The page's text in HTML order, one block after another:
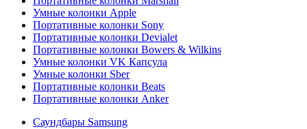
Умные колонки Apple
Портативные колонки Sony
Портативные колонки Devialet
Портативные колонки Bowers & Wilkins
Умные колонки VK Капсула
Умные колонки Sber
Портативные колонки Beats
Портативные колонки Anker
Саундбары Samsung